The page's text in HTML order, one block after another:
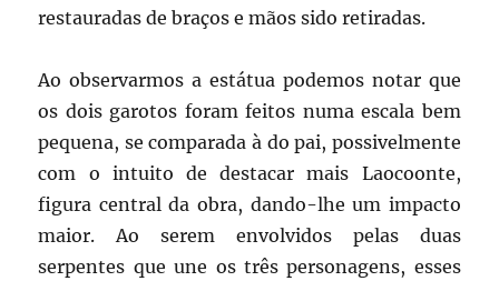
restauradas de braços e mãos sido retiradas.
Ao observarmos a estátua podemos notar que
os dois garotos foram feitos numa escala bem
pequena, se comparada à do pai, possivelmente
com o intuito de destacar mais Laocoonte,
figura central da obra, dando-lhe um impacto
maior. Ao serem envolvidos pelas duas
serpentes que une os três personagens, esses